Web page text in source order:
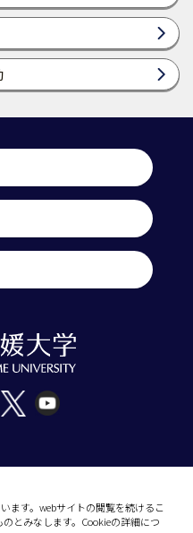
ます。webサイトの閲覧を続けるこ
とみなします。Cookieの詳細につ